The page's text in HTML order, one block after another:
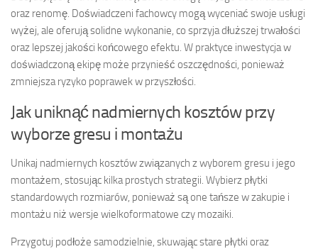
oraz renomę. Doświadczeni fachowcy mogą wyceniać swoje usługi
wyżej, ale oferują solidne wykonanie, co sprzyja dłuższej trwałości
oraz lepszej jakości końcowego efektu. W praktyce inwestycja w
doświadczoną ekipę może przynieść oszczędności, ponieważ
zmniejsza ryzyko poprawek w przyszłości.
Jak uniknąć nadmiernych kosztów przy
wyborze gresu i montażu
Unikaj nadmiernych kosztów związanych z wyborem gresu i jego
montażem, stosując kilka prostych strategii. Wybierz płytki
standardowych rozmiarów, ponieważ są one tańsze w zakupie i
montażu niż wersje wielkoformatowe czy mozaiki.
Przygotuj podłoże samodzielnie, skuwając stare płytki oraz